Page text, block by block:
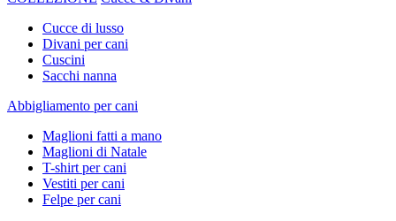
Cucce di lusso
Divani per cani
Cuscini
Sacchi nanna
Abbigliamento per cani
Maglioni fatti a mano
Maglioni di Natale
T-shirt per cani
Vestiti per cani
Felpe per cani